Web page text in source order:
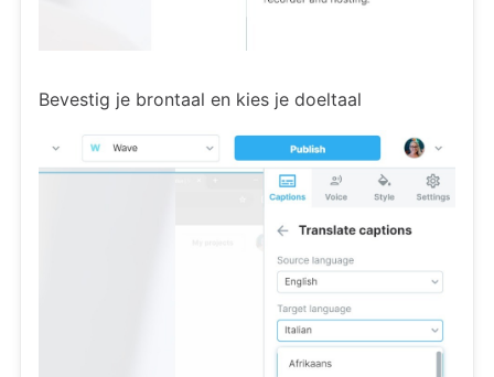
Bevestig je brontaal en kies je doeltaal